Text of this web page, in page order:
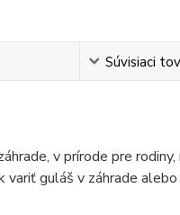
Súvisiaci
v prírode pre
guláš v záhrade